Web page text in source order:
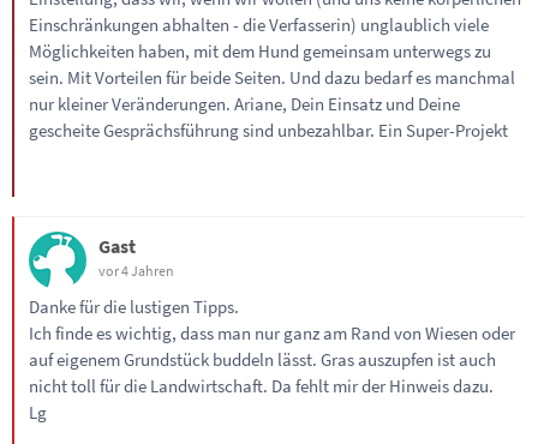
Einschränkungen abhalten - die Verfasserin) unglaublich viele
Möglichkeiten haben, mit dem Hund gemeinsam unterwegs zu
sein. Mit Vorteilen für beide Seiten. Und dazu bedarf es manchmal
nur kleiner Veränderungen. Ariane, Dein Einsatz und Deine
gescheite Gesprächsführung sind unbezahlbar. Ein Super-Projekt
Gast
vor 4 Jahren
Danke für die lustigen Tipps.
Ich finde es wichtig, dass man nur ganz am Rand von Wiesen oder
auf eigenem Grundstück buddeln lässt. Gras auszupfen ist auch
nicht toll für die Landwirtschaft. Da fehlt mir der Hinweis dazu.
Lg